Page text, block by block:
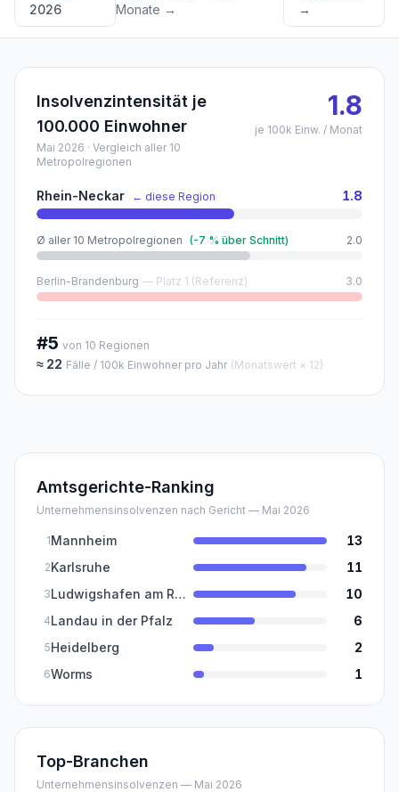
2026
Monate →
→
Insolvenzintensität je
100.000 Einwohner
Mai 2026 · Vergleich aller 10
Metropolregionen
1.8
je 100k Einw. / Monat
Rhein-Neckar ← diese Region 1.8
Ø aller 10 Metropolregionen (-7 % über Schnitt) 2.0
Berlin-Brandenburg — Platz 1 (Referenz) 3.0
#5 von 10 Regionen
≈ 22 Fälle / 100k Einwohner pro Jahr (Monatswert × 12)
Amtsgerichte-Ranking
Unternehmensinsolvenzen nach Gericht — Mai 2026
1Mannheim 13
2Karlsruhe 11
3 Ludwigshafen am Rhein 10
4Landau in der Pfalz 6
5Heidelberg 2
6Worms 1
Top-Branchen
Unternehmensinsolvenzen — Mai 2026